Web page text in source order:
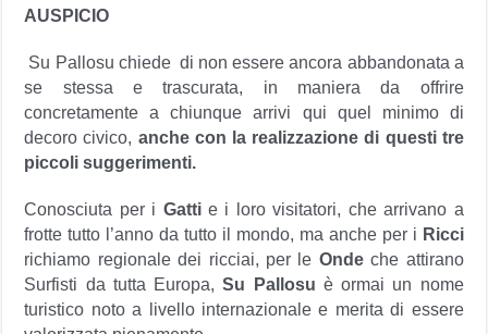
AUSPICIO
Su Pallosu chiede di non essere ancora abbandonata a
se stessa e trascurata, in maniera da offrire
concretamente a chiunque arrivi qui quel minimo di
decoro civico, anche con la realizzazione di questi tre
piccoli suggerimenti.
Conosciuta per i Gattie i loro visitatori, che arrivano a
frotte tutto l’anno da tutto il mondo, ma anche per i Ricci
richiamo regionale dei ricciai, per le Ondeche attirano
Surfisti da tutta Europa,Su Pallosu è ormai un nome
turistico noto a livello internazionale e merita di essere